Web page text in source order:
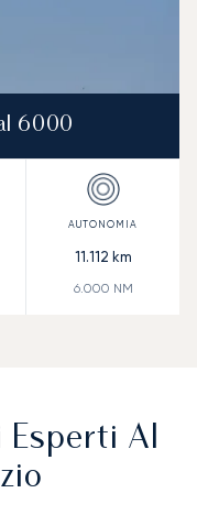
6000
11.112 km
6.000 NM
Esperti Al